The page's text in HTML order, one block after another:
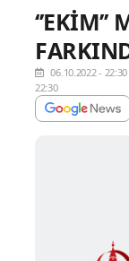
06.10.2022 - 22:30
22:30